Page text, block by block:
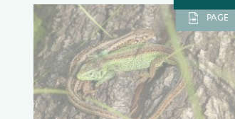
PAGE